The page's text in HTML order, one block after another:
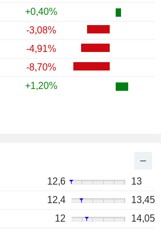
+0,40%
-3,08%
-4,91%
-8,70%
+1,20%
12,6
13
12,4
13,45
12
14,05